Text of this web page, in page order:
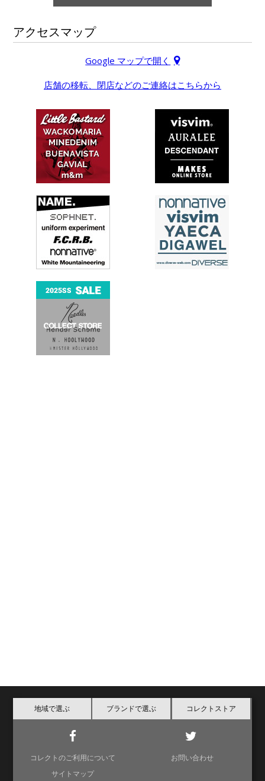
アクセスマップ
Google マップで開く
店舗の移転、閉店などのご連絡はこちらから
地域で選ぶ ブランドで選ぶ コレクトストア
コレクトのご利用について
お問い合わせ
サイトマップ